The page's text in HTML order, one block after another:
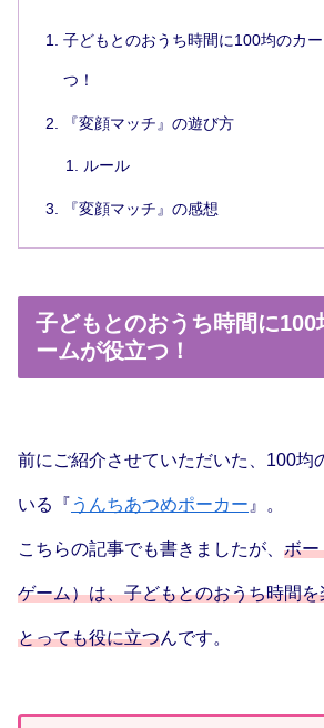
子どもとのおうち時間に100均のカ
つ！
『変顔マッチ』の遊び方
ルール
『変顔マッチ』の感想
子どもとのおうち時間に100
ームが役立つ！
前にご紹介させていただいた、100均
いる『 うんちあつめポーカー 』。
こちらの記事でも書きましたが、 ボー
ゲーム）は、子どもとのおうち時間
とっても役に立つんです。